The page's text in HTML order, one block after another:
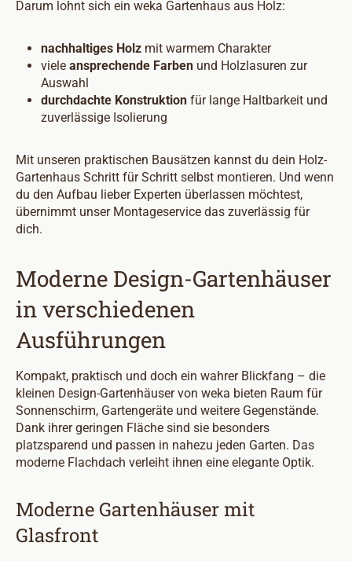
Darum lohnt sich ein weka Gartenhaus aus Holz:
nachhaltiges Holz mit warmem Charakter
viele ansprechende Farben und Holzlasuren zur
Auswahl
durchdachte Konstruktion für lange Haltbarkeit und
zuverlässige Isolierung
Mit unseren praktischen Bausätzen kannst du dein Holz-
Gartenhaus Schritt für Schritt selbst montieren. Und wenn
du den Aufbau lieber Experten überlassen möchtest,
übernimmt unser Montageservice das zuverlässig für
dich.
Moderne Design-Gartenhäuser
in verschiedenen
Ausführungen
Kompakt, praktisch und doch ein wahrer Blickfang – die
kleinen Design-Gartenhäuser von weka bieten Raum für
Sonnenschirm, Gartengeräte und weitere Gegenstände.
Dank ihrer geringen Fläche sind sie besonders
platzsparend und passen in nahezu jeden Garten. Das
moderne Flachdach verleiht ihnen eine elegante Optik.
Moderne Gartenhäuser mit
Glasfront